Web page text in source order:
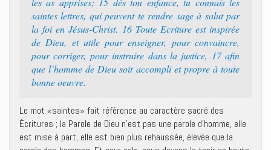
saintes lettres, qui peuvent te rendre sage à salut par
la foi en Jésus-Christ. 16 Toute Ecriture est inspirée
de Dieu, et utile pour enseigner, pour convaincre,
pour corriger, pour instruire dans la justice, 17 afin
que l’homme de Dieu soit accompli et propre à toute
bonne oeuvre.
Le mot «saintes» fait référence au caractère sacré des
Écritures ; la Parole de Dieu n’est pas une parole d’homme, elle
est mise à part, elle est bien plus rehaussée, élevée que la